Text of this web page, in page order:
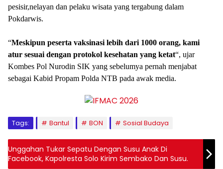
pesisir,nelayan dan pelaku wisata yang tergabung dalam
Pokdarwis.
“Meskipun peserta vaksinasi lebih dari 1000 orang, kami
atur sesuai dengan protokol kesehatan yang ketat“, ujar
Kombes Pol Nurodin SIK yang sebelumya pernah menjabat
sebagai Kabid Propam Polda NTB pada awak media.
Tags: Bantul BON Sosial Budaya
Unggahan Tukar Sepatu Dengan Susu Anak Di
Facebook, Kapolresta Solo Kirim Sembako Dan Susu.